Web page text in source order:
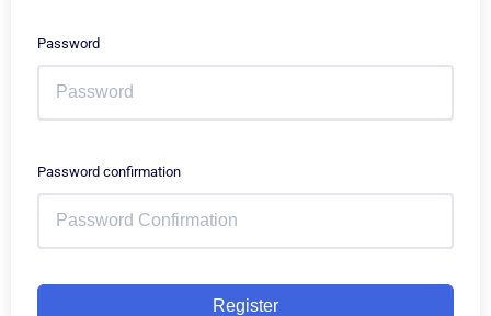
Password
Password confirmation
Register